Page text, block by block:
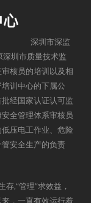
深圳市深监
圳市质量技术监
核员的培训以及相
训中心的下属公
经国家认证认可监
全管理体系审核员
压电工作业、危险
安全生产的负责
,“管理”求效益，
，一直有效运行着